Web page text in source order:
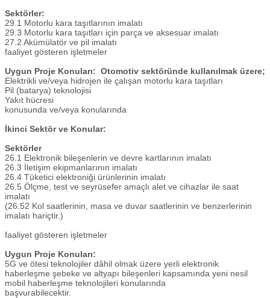
Sektörler:
29.1 Motorlu kara taşıtlarının imalatı
29.3 Motorlu kara taşıtları için parça ve aksesuar imalatı
27.2 Akümülatör ve pil imalatı
faaliyet gösteren işletmeler
Uygun Proje Konuları: Otomotiv sektöründe kullanılmak üzere;
Elektrikli ve/veya hidrojen ile çalışan motorlu kara taşıtları
Pil (batarya) teknolojisi
Yakıt hücresi
konusunda ve/veya konularında
İkinci Sektör ve Konular:
Sektörler
26.1 Elektronik bileşenlerin ve devre kartlarının imalatı
26.3 İletişim ekipmanlarının imalatı
26.4 Tüketici elektroniği ürünlerinin imalatı
26.5 Ölçme, test ve seyrüsefer amaçlı alet ve cihazlar ile saat
imalatı
(26.52 Kol saatlerinin, masa ve duvar saatlerinin ve benzerlerinin
imalatı hariçtir.)
faaliyet gösteren işletmeler
Uygun Proje Konuları:
5G ve ötesi teknolojiler dâhil olmak üzere yerli elektronik
haberleşme şebeke ve altyapı bileşenleri kapsamında yeni nesil
mobil haberleşme teknolojileri konularında
başvurabilecektir.